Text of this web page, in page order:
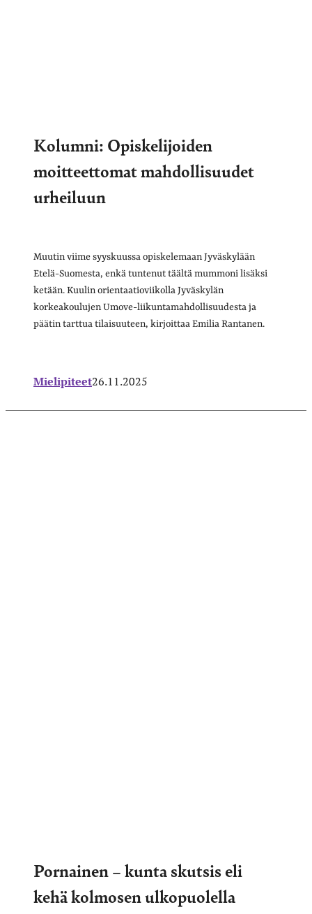
Kolumni: Opiskelijoiden
moitteettomat mahdollisuudet
urheiluun
Muutin viime syyskuussa opiskelemaan Jyväskylään
Etelä-Suomesta, enkä tuntenut täältä mummoni lisäksi
ketään. Kuulin orientaatioviikolla Jyväskylän
korkeakoulujen Umove-liikuntamahdollisuudesta ja
päätin tarttua tilaisuuteen, kirjoittaa Emilia Rantanen.
Mielipiteet26.11.2025
Pornainen – kunta skutsis eli
kehä kolmosen ulkopuolella